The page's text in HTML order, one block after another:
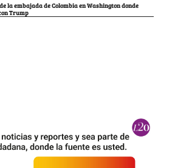
la embajada de Colombia en Washington donde
Trump